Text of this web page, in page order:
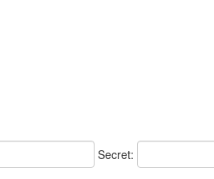
Secret: